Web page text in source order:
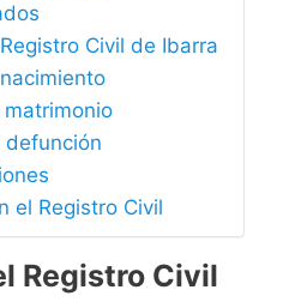
Civil de Ibarra
defunción
el Registro Civil
Registro Civil